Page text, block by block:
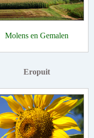
Molens en Gemalen
Eropuit